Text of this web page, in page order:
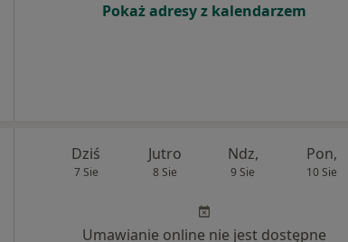
Pokaż adresy z kalendarzem
Dziś
7 Sie
Jutro
8 Sie
Ndz,
9 Sie
Pon,
10 Sie
Umawianie online nie jest dostępne